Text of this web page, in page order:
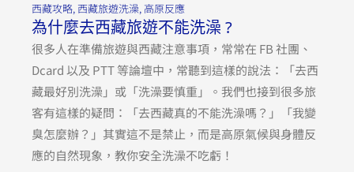
西藏攻略, 西藏旅遊洗澡, 高原反應
為什麼去西藏旅遊不能洗澡 ?
很多人在準備旅遊與西藏注意事項，常常在 FB 社團、
Dcard 以及 PTT 等論壇中，常聽到這樣的說法：「去西
藏最好別洗澡」或「洗澡要慎重」。我們也接到很多旅
客有這樣的疑問：「去西藏真的不能洗澡嗎？」「我變
臭怎麼辦？」其實這不是禁止，而是高原氣候與身體反
應的自然現象，教你安全洗澡不吃虧！